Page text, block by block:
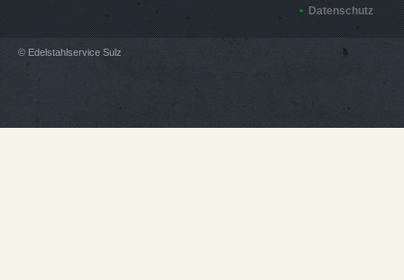
Datenschutz
© Edelstahlservice Sulz